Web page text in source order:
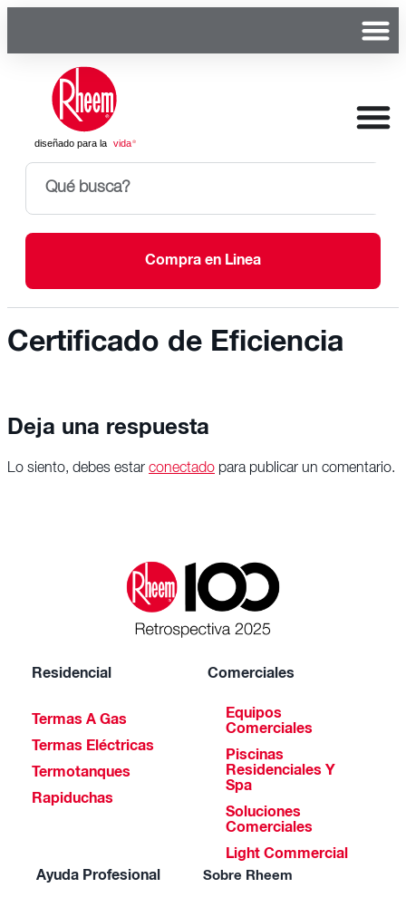
Compra en Linea
Certificado de Eficiencia
Deja una respuesta
Lo siento, debes estar conectado para publicar un comentario.
Residencial
Termas A Gas
Termas Eléctricas
Termotanques
Rapiduchas
Comerciales
Equipos
Comerciales
Piscinas
Residenciales Y
Spa
Soluciones
Comerciales
Light Commercial
Ayuda Profesional
Sobre Rheem